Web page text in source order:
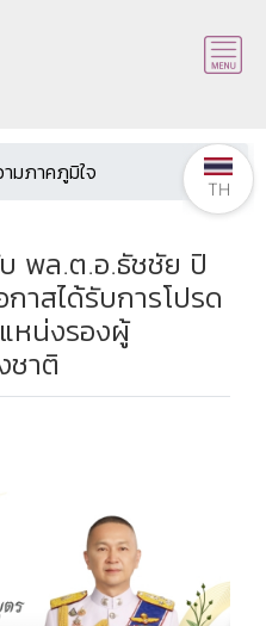
มภาคภูมิใจ
พล.ต.อ.ธัชชัย ปิ
กาสได้รับการโปรด
หน่งรองผู้
ชาติ
TH